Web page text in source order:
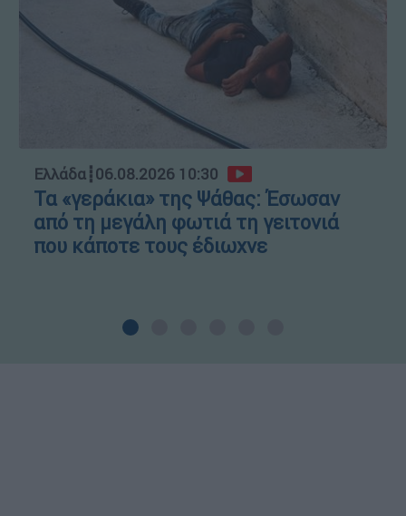
Ελλάδα┋06.08.2026 10:30
Τα «γεράκια» της Ψάθας: Έσωσαν
από τη μεγάλη φωτιά τη γειτονιά
που κάποτε τους έδιωχνε